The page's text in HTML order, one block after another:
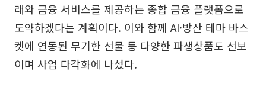
래와 금융 서비스를 제공하는 종합 금융 플랫폼으로
도약하겠다는 계획이다. 이와 함께 AI·방산 테마 바스
켓에 연동된 무기한 선물 등 다양한 파생상품도 선보
이며 사업 다각화에 나섰다.